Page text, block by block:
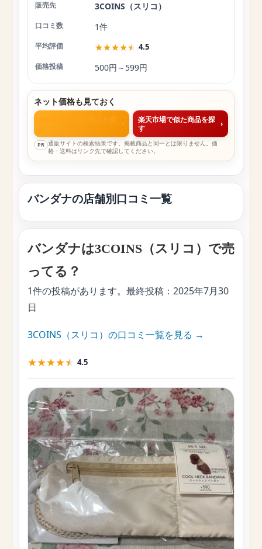
店舗 口コミ数 平均評価 価格投稿
3COINS（スリコ）
1件
★★★★★ 4.5
500円～599円
ネット価格も見ておく
›
楽天市場で似た商品を探
す
›
PR 通販サイトの検索結果です。掲載商品と同一とは限りません。価
格・送料はリンク先で確認してください。
バンダナの店舗別口コミ一覧
バンダナは3COINS（スリコ）で売
ってる？
1件の投稿があります。最終投稿： 2025年7月30
日
3COINS（スリコ）の口コミ一覧を見る →
★★★★★ 4.5